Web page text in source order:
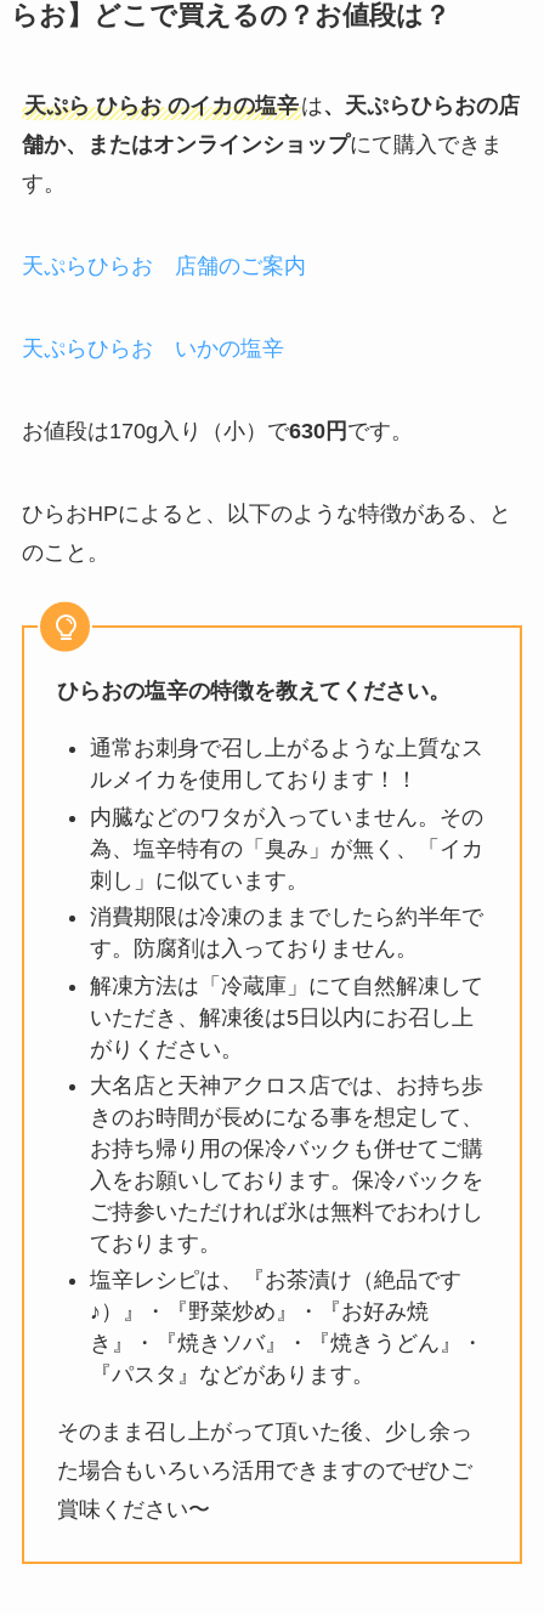
らお 】どこで買えるの？お値段は？
天ぷら ひらおのイカの塩辛は、天ぷらひらおの店
舗か、またはオンラインショップにて購入できま
す。
天ぷらひらお 店舗のご案内
天ぷらひらお いかの塩辛
お値段は170g入り（小）で630円 です。
ひらおHPによると、以下のような特徴がある、と
のこと。
ひらおの塩辛の特徴を教えてください。
通常お刺身で召し上がるような上質なス
ルメイカを使用しております！！
内臓などのワタが入っていません。その
為、塩辛特有の「臭み」が無く、「イカ
刺し」に似ています。
消費期限は冷凍のままでしたら約半年で
す。防腐剤は入っておりません。
解凍方法は「冷蔵庫」にて自然解凍して
いただき、解凍後は5日以内にお召し上
がりください。
大名店と天神アクロス店では、お持ち歩
きのお時間が長めになる事を想定して、
お持ち帰り用の保冷バックも併せてご購
入をお願いしております。保冷バックを
ご持参いただければ氷は無料でおわけし
ております。
塩辛レシピは、『お茶漬け（絶品です
♪）』・『野菜炒め』・『お好み焼
き』・『焼きソバ』・『焼きうどん』・
『パスタ』などがあります。
そのまま召し上がって頂いた後、少し余っ
た場合もいろいろ活用できますのでぜひご
賞味ください〜